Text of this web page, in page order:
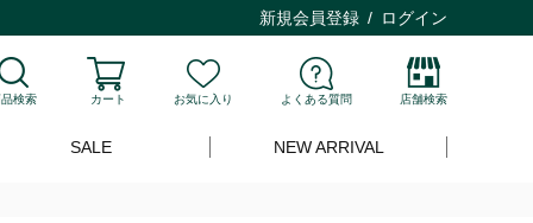
新規会員登録 ログイン
検索 カート お気に入り よくある質問 店舗検索
SALE NEW ARRIVAL